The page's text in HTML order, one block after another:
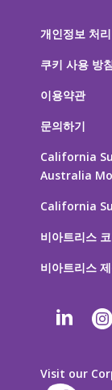
개인정보 처
쿠키 사용 방
이용약관
문의하기
California
Australia
California
비아트리스
비아트리스
Visit our